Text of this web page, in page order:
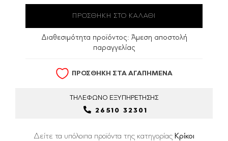
Διαθεσιμότητα προϊόντος: Άμεση αποστολή
παραγγελίας
ΠΡΟΣΘΗΚΗ ΣΤΑ ΑΓΑΠΗΜΕΝΑ
ΤΗΛΕΦΩΝΟ ΕΞΥΠΗΡΕΤΗΣΗΣ
26510 32301
Δείτε τα υπόλοιπα προϊόντα της κατηγορίας Κρίκοι